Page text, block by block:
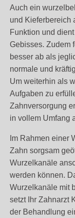
Auch ein
und Kieferbereich
Funktion und
Gebisses. Zudem
besser ab als
normale und
Um weiterhin als
Aufgaben zu
Zahnversorgung
in vollem Umfang
Im Rahmen einer
Zahn sorgsam
Wurzelkanäle
werden können.
Wurzelkanäle mit
setzt Ihr Zahnarzt
der Behandlung